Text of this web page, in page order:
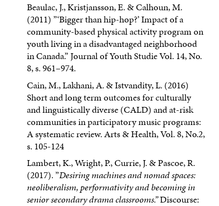
Beaulac, J., Kristjansson, E. & Calhoun, M.
(2011) ”‘Bigger than hip-hop?’ Impact of a
community-based physical activity program on
youth living in a disadvantaged neighborhood
in Canada.” Journal of Youth Studie Vol. 14, No.
8, s. 961–974.
Cain, M., Lakhani, A. & Istvandity, L. (2016)
Short and long term outcomes for culturally
and linguistically diverse (CALD) and at-risk
communities in participatory music programs:
A systematic review. Arts & Health, Vol. 8, No.2,
s. 105-124
Lambert, K., Wright, P., Currie, J. & Pascoe, R.
(2017). ”Desiring machines and nomad spaces:
neoliberalism, performativity and becoming in
senior secondary drama classrooms.”Discourse: